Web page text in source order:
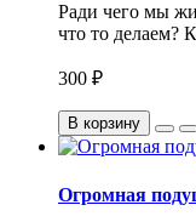
Ради чего мы
что то
300 ₽
В корзину
Огромная